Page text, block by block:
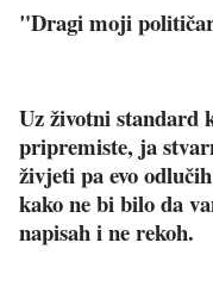
"Dragi moji
Uz životni standard
pripremiste, ja
živjeti pa evo
kako ne bi bilo da
napisah i ne rekoh.